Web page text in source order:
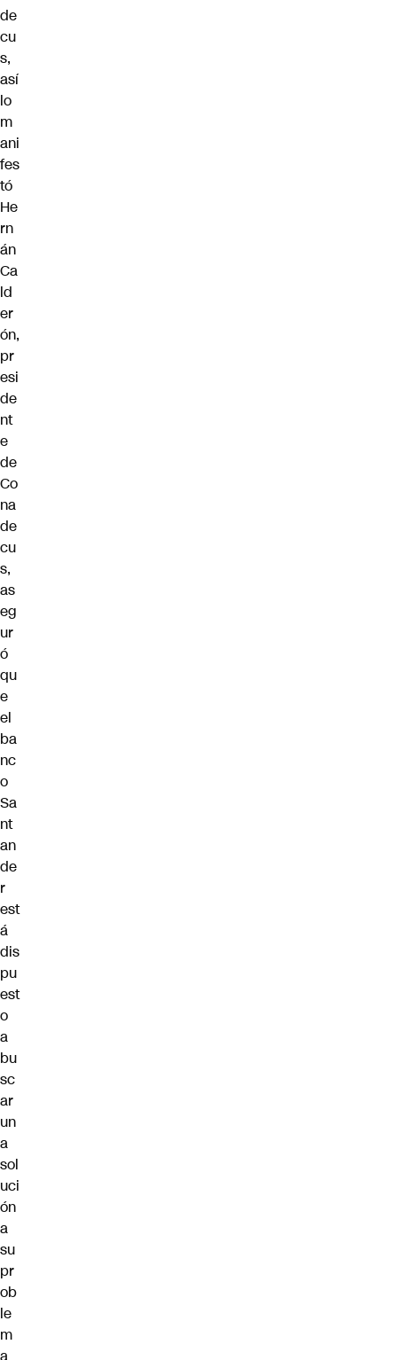
de
cu
s,
así
lo
m
ani
fes
tó
He
rn
án
Ca
ld
er
ón,
pr
esi
de
nt
e
de
Co
na
de
cu
s,
as
eg
ur
ó
qu
e
el
ba
nc
o
Sa
nt
an
de
r
est
á
dis
pu
est
o
a
bu
sc
ar
un
a
sol
uci
ón
a
su
pr
ob
le
m
a